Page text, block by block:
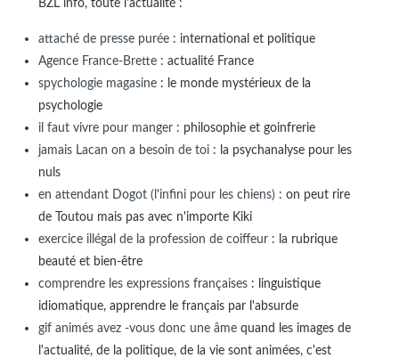
BZL info, toute l'actualité :
attaché de presse purée: international et politique
Agence France-Brette: actualité France
spychologie magasine: le monde mystérieux de la
psychologie
il faut vivre pour manger: philosophie et goinfrerie
jamais Lacan on a besoin de toi: la psychanalyse pour les
nuls
en attendant Dogot (l'infini pour les chiens): on peut rire
de Toutou mais pas avec n'importe Kiki
exercice illégal de la profession de coiffeur: la rubrique
beauté et bien-être
comprendre les expressions françaises: linguistique
idiomatique, apprendre le français par l'absurde
gif animés avez -vous donc une âmequand les images de
l'actualité, de la politique, de la vie sont animées, c'est